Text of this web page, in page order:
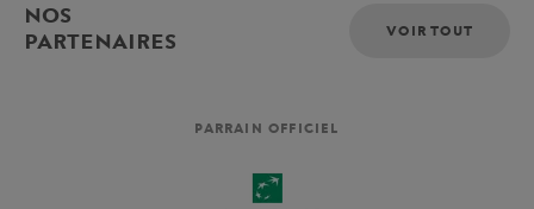
NOS
PARTENAIRES
VOIR TOUT
PARRAIN OFFICIEL